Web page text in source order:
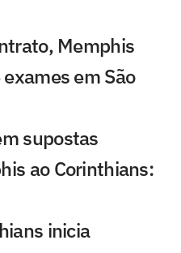
Memphis
em São
supostas
ao Corinthians:
inicia